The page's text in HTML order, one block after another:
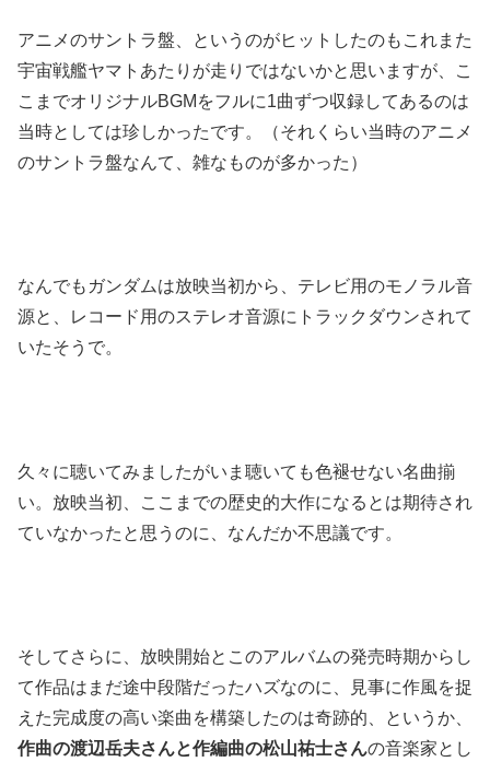
アニメのサントラ盤、というのがヒットしたのもこれまた
宇宙戦艦ヤマトあたりが走りではないかと思いますが、こ
こまでオリジナルBGMをフルに1曲ずつ収録してあるのは
当時としては珍しかったです。（それくらい当時のアニメ
のサントラ盤なんて、雑なものが多かった）
なんでもガンダムは放映当初から、テレビ用のモノラル音
源と、レコード用のステレオ音源にトラックダウンされて
いたそうで。
久々に聴いてみましたがいま聴いても色褪せない名曲揃
い。放映当初、ここまでの歴史的大作になるとは期待され
ていなかったと思うのに、なんだか不思議です。
そしてさらに、放映開始とこのアルバムの発売時期からし
て作品はまだ途中段階だったハズなのに、見事に作風を捉
えた完成度の高い楽曲を構築したのは奇跡的、というか、
作曲の渡辺岳夫さんと作編曲の松山祐士さんの音楽家とし